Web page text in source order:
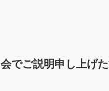
会でご説明申し上げ